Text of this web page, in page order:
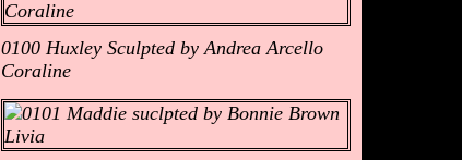
0100 Huxley Sculpted by Andrea Arcello
Coraline